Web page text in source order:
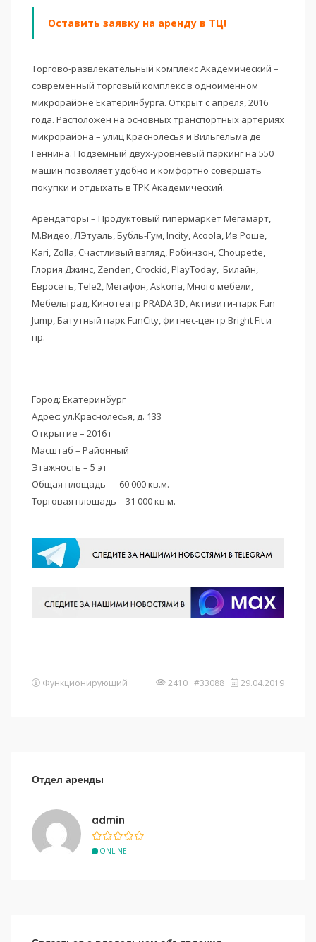
Оставить заявку на аренду в ТЦ!
Торгово-развлекательный комплекс Академический –
современный торговый комплекс в одноимённом
микрорайоне Екатеринбурга. Открыт с апреля, 2016
года. Расположен на основных транспортных артериях
микрорайона – улиц Краснолесья и Вильгельма де
Геннина. Подземный двух-уровневый паркинг на 550
машин позволяет удобно и комфортно совершать
покупки и отдыхать в ТРК Академический.
Арендаторы – Продуктовый гипермаркет Мегамарт,
М.Видео, ЛЭтуаль, Бубль-Гум, Incity, Acoola, Ив Роше,
Kari, Zolla, Счастливый взгляд, Робинзон, Choupette,
Глория Джинс, Zenden, Crockid, PlayToday, Билайн,
Евросеть, Tele2, Мегафон, Askona, Много мебели,
Мебельград, Кинотеатр PRADA 3D, Активити-парк Fun
Jump, Батутный парк FunCity, фитнес-центр Bright Fit и
пр.
Город: Екатеринбург
Адрес: ул.Краснолесья, д. 133
Открытие – 2016 г
Масштаб – Районный
Этажность – 5 эт
Общая площадь — 60 000 кв.м.
Торговая площадь – 31 000 кв.м.
Функционирующий 2410 #33088 29.04.2019
Отдел аренды
admin
ONLINE